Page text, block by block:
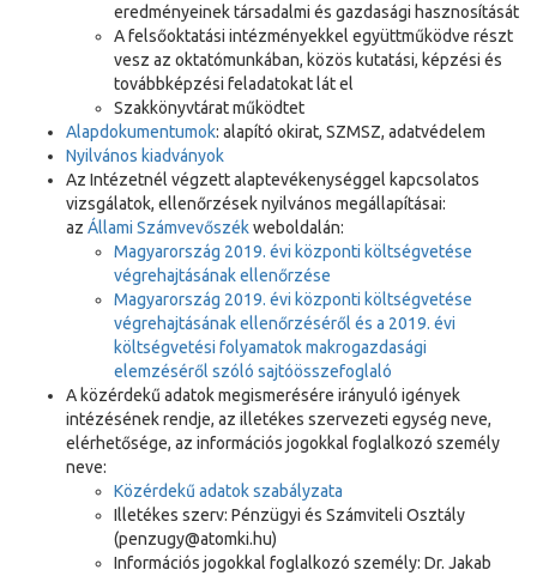
eredményeinek társadalmi és gazdasági hasznosítását
A felsőoktatási intézményekkel együttműködve részt
vesz az oktatómunkában, közös kutatási, képzési és
továbbképzési feladatokat lát el
Szakkönyvtárat működtet
Alapdokumentumok: alapító okirat, SZMSZ, adatvédelem
Nyilvános kiadványok
Az Intézetnél végzett alaptevékenységgel kapcsolatos
vizsgálatok, ellenőrzések nyilvános megállapításai:
az Állami Számvevőszékweboldalán:
Magyarország 2019. évi központi költségvetése
végrehajtásának ellenőrzése
Magyarország 2019. évi központi költségvetése
végrehajtásának ellenőrzéséről és a 2019. évi
költségvetési folyamatok makrogazdasági
elemzéséről szóló sajtóösszefoglaló
A közérdekű adatok megismerésére irányuló igények
intézésének rendje, az illetékes szervezeti egység neve,
elérhetősége, az információs jogokkal foglalkozó személy
neve:
Közérdekű adatok szabályzata
Illetékes szerv: Pénzügyi és Számviteli Osztály
(penzugy@atomki.hu)
Információs jogokkal foglalkozó személy: Dr. Jakab